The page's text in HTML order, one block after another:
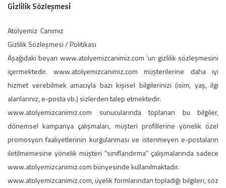
Gi̇zli̇li̇k Sözleşmesi̇
Atölyemiz Canımız
Gizlilik Sözleşmesi / Politikası
Aşağıdaki beyan www.atolyemizcanimiz.com ’un gizlilik sözleşmesini
içermektedir. www.atolyemizcanimiz.com müşterilerine daha iyi
hizmet verebilmek amacıyla bazı kişisel bilgilerinizi (isim, yaş, ilgi
alanlarınız, e-posta vb.) sizlerden talep etmektedir.
www.atolyemizcanimiz.com sunucularında toplanan bu bilgiler,
dönemsel kampanya çalışmaları, müşteri profillerine yönelik özel
promosyon faaliyetlerinin kurgulanması ve istenmeyen e-postaların
iletilmemesine yönelik müşteri “sınıflandırma” çalışmalarında sadece
www.atolyemizcanimiz.com bünyesinde kullanılmaktadır.
www.atolyemizcanimiz.com, üyelik formlarından topladığı bilgileri, söz